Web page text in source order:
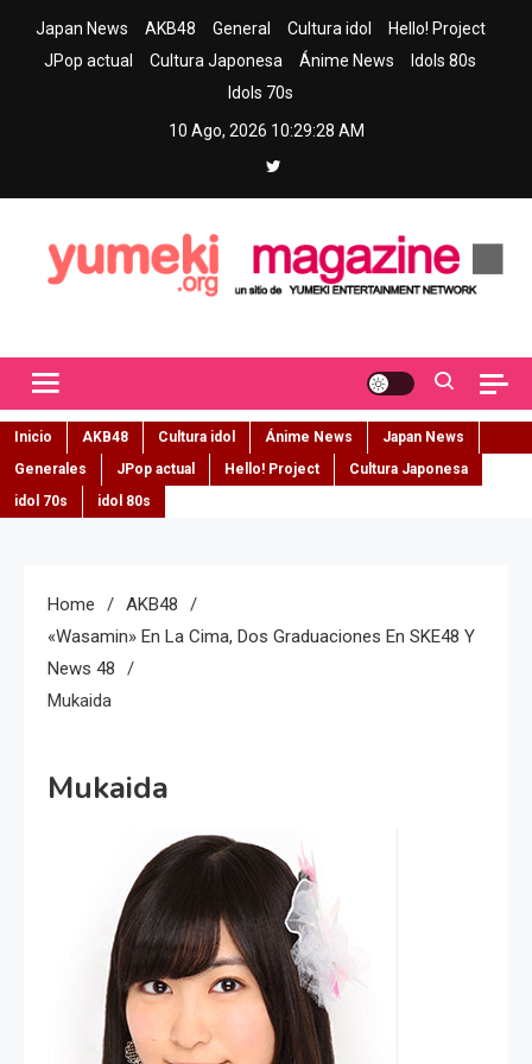
Japan News AKB48 General Cultura idol
Hello! Project
JPop actual
Cultura Japonesa Ánime News
Idols 80s
Idols 70s
10 Ago, 2026 10:29:29 AM
Inicio AKB48 Cultura idol Ánime News
Japan News
Generales
JPop actual Hello! Project
Cultura Japonesa
idol 70s
idol 80s
Home
AKB48
«Wasamin» En La Cima, Dos Graduaciones En SKE48 Y
News 48
Mukaida
Mukaida